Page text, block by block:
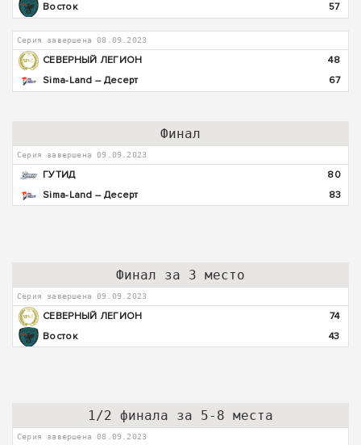
Восток
57
Серия завершена 08.09.2023
СЕВЕРНЫЙ ЛЕГИОН
48
Sima-Land – Десерт
67
Финал
Серия завершена 09.09.2023
ГУТИД
80
Sima-Land – Десерт
83
Финал за 3 место
Серия завершена 09.09.2023
СЕВЕРНЫЙ ЛЕГИОН
74
Восток
43
1/2 финала за 5-8 места
Серия завершена 08.09.2023